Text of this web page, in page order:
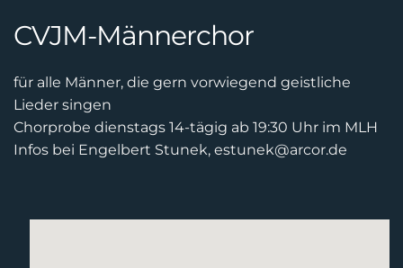
CVJM-Männerchor
für alle Männer, die gern vorwiegend geistliche
Lieder singen
Chorprobe dienstags 14-tägig ab 19:30 Uhr im MLH
Infos bei Engelbert Stunek, estunek@arcor.de